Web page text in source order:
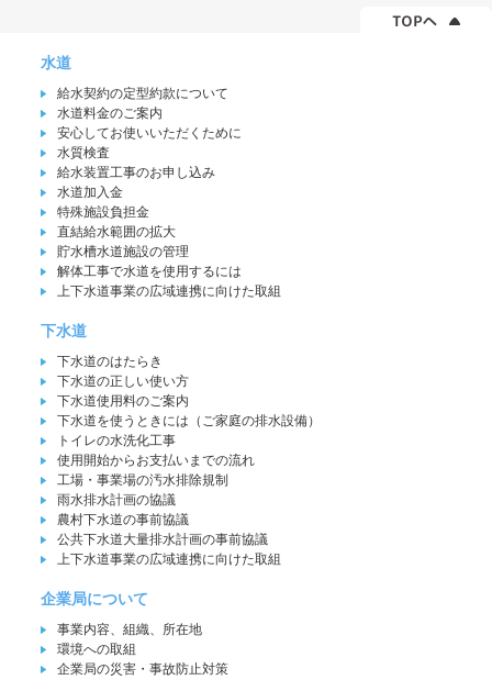
水道
給水契約の定型約款について
水道料金のご案内
安心してお使いいただくために
水質検査
給水装置工事のお申し込み
水道加入金
特殊施設負担金
直結給水範囲の拡大
貯水槽水道施設の管理
解体工事で水道を使用するには
上下水道事業の広域連携に向けた取組
下水道
下水道のはたらき
下水道の正しい使い方
下水道使用料のご案内
下水道を使うときには（ご家庭の排水設備）
トイレの水洗化工事
使用開始からお支払いまでの流れ
工場・事業場の汚水排除規制
雨水排水計画の協議
農村下水道の事前協議
公共下水道大量排水計画の事前協議
上下水道事業の広域連携に向けた取組
企業局について
事業内容、組織、所在地
環境への取組
企業局の災害・事故防止対策